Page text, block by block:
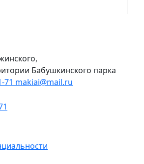
Бабушкинского парка
71 makiai@mail.ru